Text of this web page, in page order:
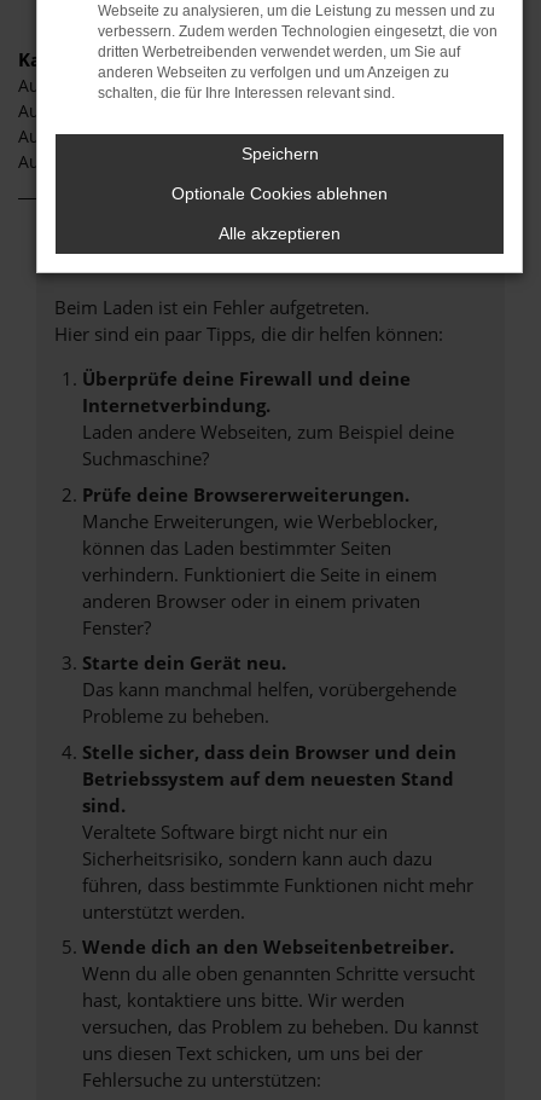
Kategorie
Audi Q2 Neuwagen Neuburg
Audi Q2 Neuburg
Audi Q2 Jahreswagen Neuburg
Audi Q2 Gebrauchtwagen Neuburg
Fehler: Network Error
Beim Laden ist ein Fehler aufgetreten.
Hier sind ein paar Tipps, die dir helfen können:
Überprüfe deine Firewall und deine
Internetverbindung.
Laden andere Webseiten, zum Beispiel deine
Suchmaschine?
Prüfe deine Browsererweiterungen.
Manche Erweiterungen, wie Werbeblocker,
können das Laden bestimmter Seiten
verhindern. Funktioniert die Seite in einem
anderen Browser oder in einem privaten
Fenster?
Starte dein Gerät neu.
Das kann manchmal helfen, vorübergehende
Probleme zu beheben.
Stelle sicher, dass dein Browser und dein
Betriebssystem auf dem neuesten Stand
sind.
Veraltete Software birgt nicht nur ein
Sicherheitsrisiko, sondern kann auch dazu
führen, dass bestimmte Funktionen nicht mehr
unterstützt werden.
Wende dich an den Webseitenbetreiber.
Wenn du alle oben genannten Schritte versucht
hast, kontaktiere uns bitte. Wir werden
versuchen, das Problem zu beheben. Du kannst
uns diesen Text schicken, um uns bei der
Fehlersuche zu unterstützen:
Webseite zu analysieren, um die Leistung zu messen und zu
verbessern. Zudem werden Technologien eingesetzt, die von
dritten Werbetreibenden verwendet werden, um Sie auf
anderen Webseiten zu verfolgen und um Anzeigen zu
schalten, die für Ihre Interessen relevant sind.
Speichern
Optionale Cookies ablehnen
Alle akzeptieren